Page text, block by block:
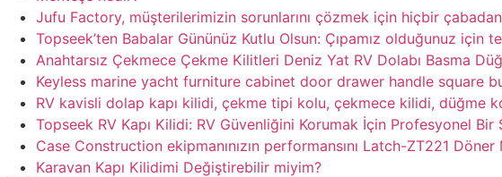
Jufu Factory, müşterilerimizin sorunlarını çözmek için hiçbir çabadan
Topseek’ten Babalar Gününüz Kutlu Olsun: Çıpamız olduğunuz için
Anahtarsız Çekmece Çekme Kilitleri Deniz Yat RV Dolabı Basma
Keyless marine yacht furniture cabinet door drawer handle square
RV kavisli dolap kapı kilidi, çekme tipi kolu, çekmece kilidi, düğme
Topseek RV Kapı Kilidi: RV Güvenliğini Korumak İçin Profesyonel Bir
Case Construction ekipmanınızın performansını Latch-ZT221 Döner
Karavan Kapı Kilidimi Değiştirebilir miyim?